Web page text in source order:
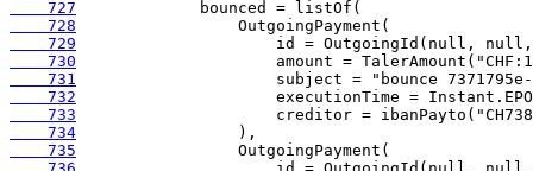
    727
    728
    729
    730
    731
    732
    733
    734
    735